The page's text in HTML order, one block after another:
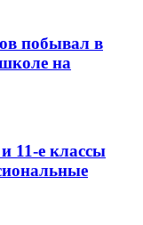
побывал в
на
11-е классы